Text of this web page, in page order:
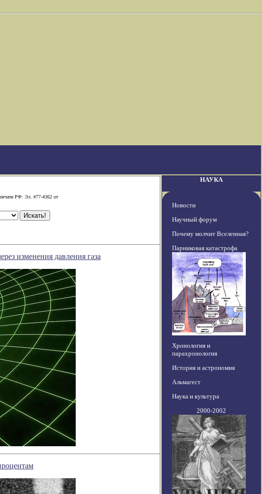
печати РФ: Эл. #77-4362 от
изменения давления газа
НАУКА
Новости
Научный форум
Почему молчит Вселенная?
Парниковая катастрофа
Хронология и
парахронология
История и астрономия
Альмагест
Наука и культура
2000-2002